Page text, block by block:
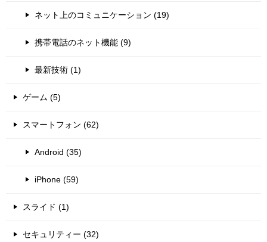
ネット上のコミュニケーション (19)
携帯電話のネット機能 (9)
最新技術 (1)
ゲーム (5)
スマートフォン (62)
Android (35)
iPhone (59)
スライド (1)
セキュリティー (32)